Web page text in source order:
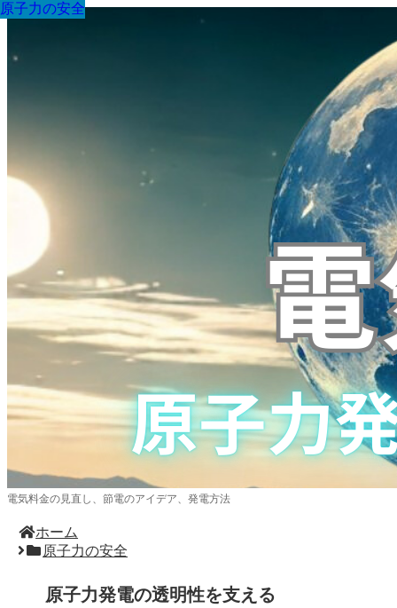
電気料金の見直し、節電のアイデア、発電方法
ホーム
原子力の安全
原子力発電の透明性を支える
原子力の安全
原子力の安全
原子力の安全
原子力の安全
原子力の安全
原子力の安全
原子力の安全
原子力の安全
原子力の安全